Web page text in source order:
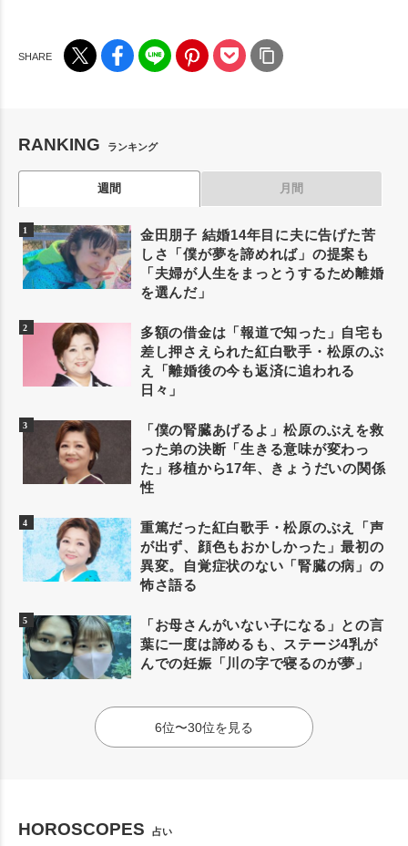
RANKING ランキング
週間 月間
金田朋子 結婚14年目に夫に告げた苦
しさ「僕が夢を諦めれば」の提案も
「夫婦が人生をまっとうするため離婚
を選んだ」
多額の借金は「報道で知った」自宅も
差し押さえられた紅白歌手・松原のぶ
え「離婚後の今も返済に追われる
日々」
「僕の腎臓あげるよ」松原のぶえを救
った弟の決断「生きる意味が変わっ
た」移植から17年、きょうだいの関係
性
重篤だった紅白歌手・松原のぶえ「声
が出ず、顔色もおかしかった」最初の
異変。自覚症状のない「腎臓の病」の
怖さ語る
「お母さんがいない子になる」との言
葉に一度は諦めるも、ステージ4乳が
んでの妊娠「川の字で寝るのが夢」
6位〜30位を見る
HOROSCOPES 占い